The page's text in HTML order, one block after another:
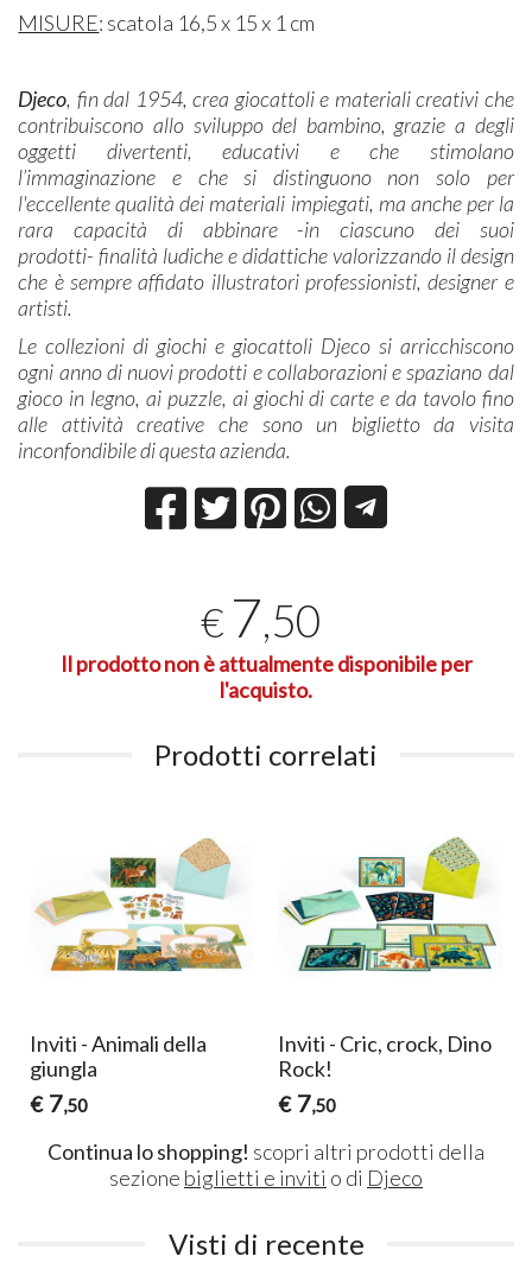
MISURE: scatola 16,5 x 15 x 1 cm
Djeco, fin dal 1954, crea giocattoli e materiali creativi che
contribuiscono allo sviluppo del bambino, grazie a degli
oggetti divertenti, educativi e che stimolano
l’immaginazione e che si distinguono non solo per
l'eccellente qualità dei materiali impiegati, ma anche per la
rara capacità di abbinare -in ciascuno dei suoi
prodotti- finalità ludiche e didattiche valorizzando il design
che è sempre affidato illustratori professionisti, designer e
artisti.
Le collezioni di giochi e giocattoli Djeco si arricchiscono
ogni anno di nuovi prodotti e collaborazioni e spaziano dal
gioco in legno, ai puzzle, ai giochi di carte e da tavolo fino
alle attività creative che sono un biglietto da visita
inconfondibile di questa azienda.
€ 7,50
Il prodotto non è attualmente disponibile per
l'acquisto.
Prodotti correlati
Inviti - Animali della
giungla
€ 7,50
Inviti - Cric, crock, Dino
Rock!
€ 7,50
Continua lo shopping! scopri altri prodotti della
sezione biglietti e inviti o di Djeco
Visti di recente